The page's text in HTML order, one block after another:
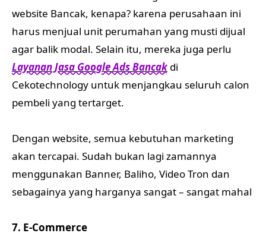
website Bancak, kenapa? karena perusahaan ini
harus menjual unit perumahan yang musti dijual
agar balik modal. Selain itu, mereka juga perlu
Layanan Jasa Google Ads Bancakdi
Cekotechnology untuk menjangkau seluruh calon
pembeli yang tertarget.
Dengan website, semua kebutuhan marketing
akan tercapai. Sudah bukan lagi zamannya
menggunakan Banner, Baliho, Video Tron dan
sebagainya yang harganya sangat – sangat mahal
7. E-Commerce